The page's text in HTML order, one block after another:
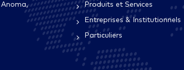
Anoma,
Produits et Services
Entreprises & Institutionnels
Particuliers